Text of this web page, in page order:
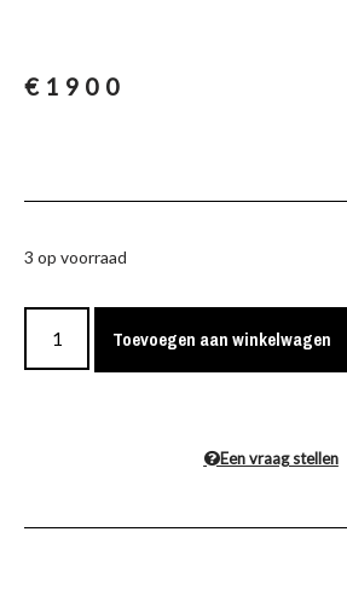
€ 1900
3 op voorraad
Toevoegen aan winkelwagen
Een vraag stellen